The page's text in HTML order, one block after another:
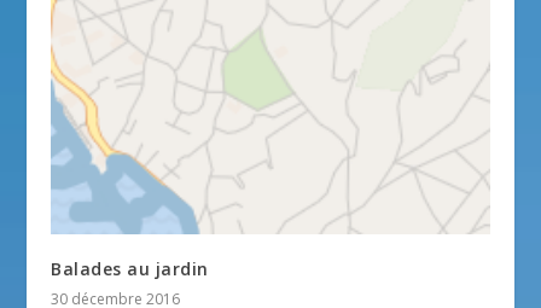
Balades au jardin
30 décembre 2016